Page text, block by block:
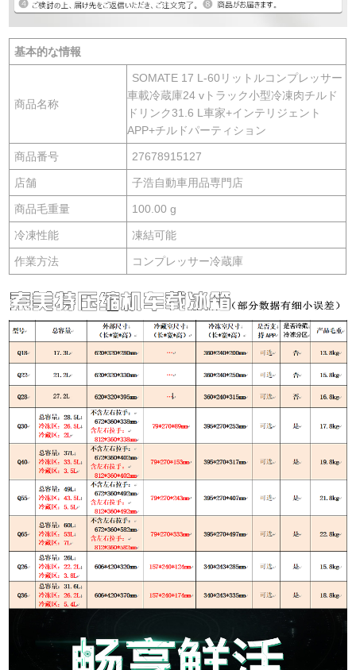
基本的な情報
商品名称
SOMATE 17 L-60リットルコンプレッサー
車載冷蔵庫24 vトラック小型冷凍肉チルド
ドリンク31.6 L車家+インテリジェント
APP+チルドパーティション
商品番号 27678915127
店舗 子浩自動車用品専門店
商品毛重量 100.00 g
冷凍性能 凍結可能
作業方法 コンプレッサー冷蔵庫